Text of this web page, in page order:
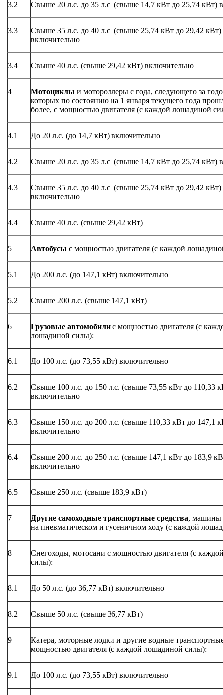
3.2 Свыше 20 л.с. до 35 л.с. (свыше 14,7 кВт до 25,74 кВт)
3.3
Свыше 35 л.с. до 40 л.с. (свыше 25,74 кВт до 29,42 кВт)
включительно
3.4 Свыше 40 л.с. (свыше 29,42 кВт) включительно
4 Мотоциклы и мотороллеры с года, следующего за
которых по состоянию на 1 января текущего года
более, с мощностью двигателя (с каждой лошадиной
4.1 До 20 л.с. (до 14,7 кВт) включительно
4.2 Свыше 20 л.с. до 35 л.с. (свыше 14,7 кВт до 25,74 кВт)
4.3
Свыше 35 л.с. до 40 л.с. (свыше 25,74 кВт до 29,42 кВт)
включительно
4.4 Свыше 40 л.с. (свыше 29,42 кВт)
5 Автобусы с мощностью двигателя (с каждой
5.1 До 200 л.с. (до 147,1 кВт) включительно
5.2 Свыше 200 л.с. (свыше 147,1 кВт)
6 Грузовые автомобили с мощностью двигателя (с
лошадиной силы):
6.1 До 100 л.с. (до 73,55 кВт) включительно
6.2
Свыше 100 л.с. до 150 л.с. (свыше 73,55 кВт до 110,33
включительно
6.3
Свыше 150 л.с. до 200 л.с. (свыше 110,33 кВт до 147,1
включительно
6.4
Свыше 200 л.с. до 250 л.с. (свыше 147,1 кВт до 183,9
включительно
6.5 Свыше 250 л.с. (свыше 183,9 кВт)
7 Другие самоходные транспортные средства, машины
на пневматическом и гусеничном ходу (с каждой
8
Снегоходы, мотосани с мощностью двигателя (с
силы):
8.1 До 50 л.с. (до 36,77 кВт) включительно
8.2 Свыше 50 л.с. (свыше 36,77 кВт)
9
Катера, моторные лодки и другие водные
мощностью двигателя (с каждой лошадиной силы):
9.1 До 100 л.с. (до 73,55 кВт) включительно